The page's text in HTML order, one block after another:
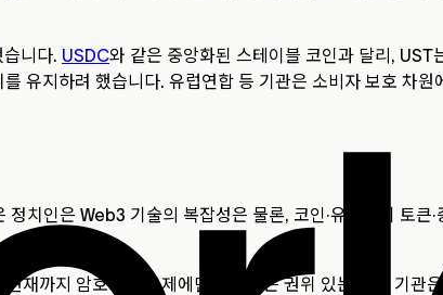
니다. USDC와 같은 중앙화된 스테이블 코인과 달리, UST
유지하려 했습니다. 유럽연합 등 기관은 소비자 보호 차원
치인은 Web3 기술의 복잡성은 물론, 코인·유틸리티 토큰·
재까지 암호화폐 규제에만 집중하는 권위 있는 국제 기관은